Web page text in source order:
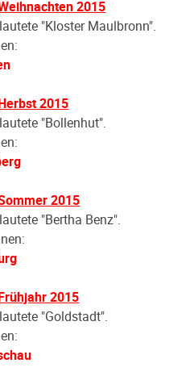
2015
"Kloster Maulbronn".
2015
"Bollenhut".
2015
"Bertha Benz".
2015
"Goldstadt".